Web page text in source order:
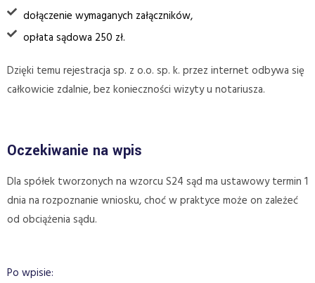
dołączenie wymaganych załączników,
opłata sądowa 250 zł.
Dzięki temu rejestracja sp. z o.o. sp. k. przez internet odbywa się
całkowicie zdalnie, bez konieczności wizyty u notariusza.
Oczekiwanie na wpis
Dla spółek tworzonych na wzorcu S24 sąd ma ustawowy termin 1
dnia na rozpoznanie wniosku, choć w praktyce może on zależeć
od obciążenia sądu.
Po wpisie: